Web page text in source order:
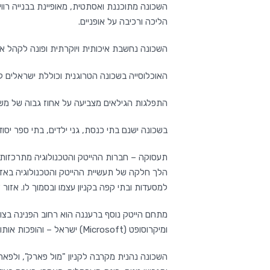
הליכה ורכיבה על אופניים.
השכונה נחשבת איכותית ויוקרתית ופונה
האוכלוסייה בשכונה הטרוגנית וכוללת ישראלים
התפלגות הגילאים מצביעה על אחוז גבוה של
בשכונה ישנם בתי כנסת, גני ילדים, בתי ספר
תעסוקה – חברות ההייטק והטכנולוגיה
הלך חלקה של תעשיית ההייטק והטכנולוגיה
למסעדות ובתי קפה בקניון עצמו ובסמוך לו.
מתחם הייטק נוסף ברעננה הוא רחוב הפנינה
ומיקרוסופט (Microsoft) ישראל – והופכות אותו לאזור הייטק מובהק.
השכונה נהנית מקרבה לקניון "מול פארק",